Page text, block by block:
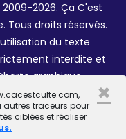
autres traceurs pour
ciblées et réaliser
×
2026. Ça C'est
Tous droits réservés.
du texte
interdite et
graphique